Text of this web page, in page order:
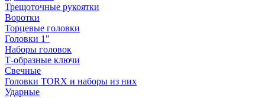
Трещоточные рукоятки
Воротки
Торцевые головки
Головки 1"
Наборы головок
Т-образные ключи
Свечные
Головки TORX и наборы из них
Ударные